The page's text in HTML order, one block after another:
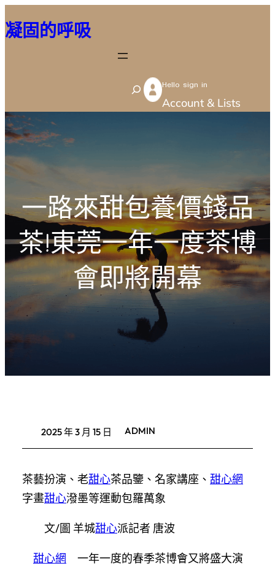
至
容
凝固的呼吸
S
e
Hello sign in
Account & Lists
一路來甜包養價錢品
茶!東莞一年一度茶博
會即將開幕
2025 年 3 月 15 日 ADMIN
茶藝扮演、老甜心茶品鑒、名家講座、 甜心網
字畫甜心潑墨等運動包羅萬象
文/圖 羊城甜心派記者 唐波
甜心網 一年一度的春季茶博會又將盛大演